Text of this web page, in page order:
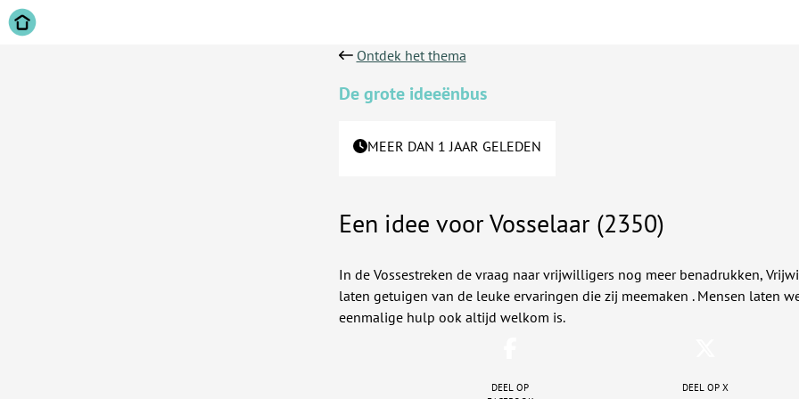
Ontdek het thema
De grote ideeënbus
MEER DAN 1 JAAR GELEDEN
Een idee voor Vosselaar (2350)
In de Vossestreken de vraag naar vrijwilligers nog meer benadrukken,
laten getuigen van de leuke ervaringen die zij meemaken . Mensen laten
eenmalige hulp ook altijd welkom is.
Deel op
Deel op X